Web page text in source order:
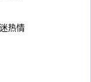
热情